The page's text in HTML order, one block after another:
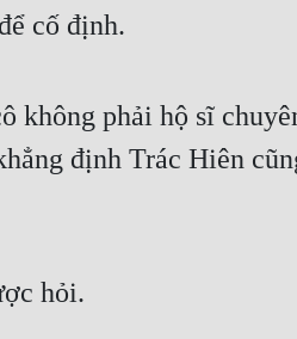
cố định.
không phải hộ sĩ
định Trác Hiên
hỏi.